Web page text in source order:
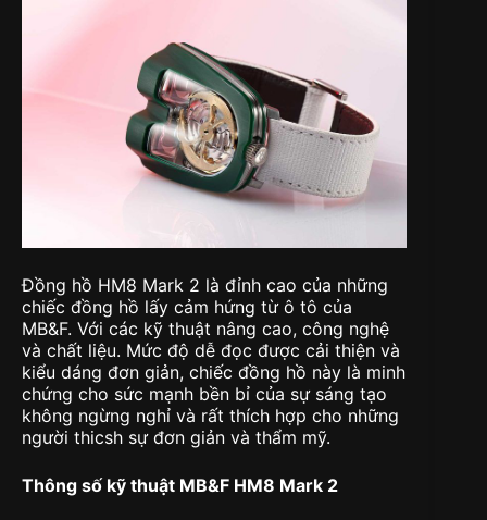
Đồng hồ HM8 Mark 2 là đỉnh cao của những
chiếc đồng hồ lấy cảm hứng từ ô tô của
MB&F. Với các kỹ thuật nâng cao, công nghệ
và chất liệu. Mức độ dễ đọc được cải thiện và
kiểu dáng đơn giản, chiếc đồng hồ này là minh
chứng cho sức mạnh bền bỉ của sự sáng tạo
không ngừng nghỉ và rất thích hợp cho những
người thicsh sự đơn giản và thẩm mỹ.
Thông số kỹ thuật MB&F HM8 Mark 2